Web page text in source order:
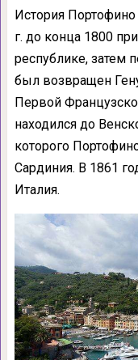
История Портофино
г. до конца 1800
республике, затем
был возвращен
Первой
находился до
которого
Сардиния. В 1861
Италия.